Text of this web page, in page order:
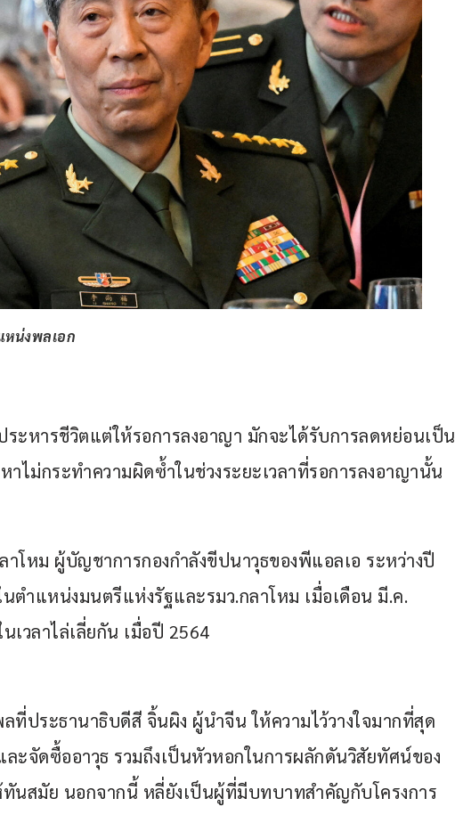
หน่งพลเอก
ะหารชีวิตแต่ให้รอการลงอาญา มักจะได้รับการลดหย่อนเป็น
ไม่กระทำความผิดซ้ำในช่วงระยะเวลาที่รอการลงอาญานั้น
าโหม ผู้บัญชาการกองกำลังขีปนาวุธของพีแอลเอ ระหว่างปี
ตำแหน่งมนตรีแห่งรัฐและรมว.กลาโหม เมื่อเดือน มี.ค.
วลาไล่เลี่ยกัน เมื่อปี 2564
ประธานาธิบดีสี จิ้นผิง ผู้นำจีน ให้ความไว้วางใจมากที่สุด
จัดซื้ออาวุธ รวมถึงเป็นหัวหอกในการผลักดันวิสัยทัศน์ของ
นสมัย นอกจากนี้ หลี่ยังเป็นผู้ที่มีบทบาทสำคัญกับโครงการ